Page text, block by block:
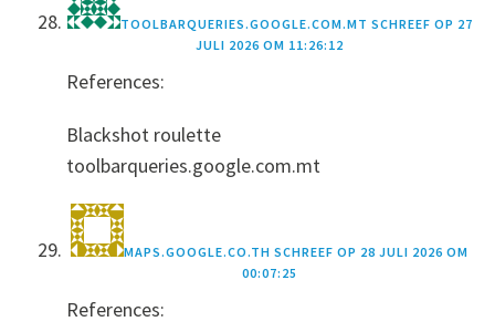
TOOLBARQUERIES.GOOGLE.COM.MT SCHREEF OP 27
JULI 2026 OM 11:26:12
References:
Blackshot roulette
toolbarqueries.google.com.mt
MAPS.GOOGLE.CO.TH SCHREEF OP 28 JULI 2026 OM
00:07:25
References: